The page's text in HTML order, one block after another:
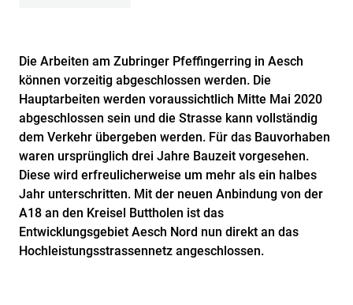
Die Arbeiten am Zubringer Pfeffingerring in Aesch
können vorzeitig abgeschlossen werden. Die
Hauptarbeiten werden voraussichtlich Mitte Mai 2020
abgeschlossen sein und die Strasse kann vollständig
dem Verkehr übergeben werden. Für das Bauvorhaben
waren ursprünglich drei Jahre Bauzeit vorgesehen.
Diese wird erfreulicherweise um mehr als ein halbes
Jahr unterschritten. Mit der neuen Anbindung von der
A18 an den Kreisel Buttholen ist das
Entwicklungsgebiet Aesch Nord nun direkt an das
Hochleistungsstrassennetz angeschlossen.